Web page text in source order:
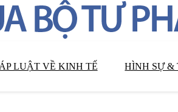
LUẬT VỀ KINH TẾ HÌNH SỰ &